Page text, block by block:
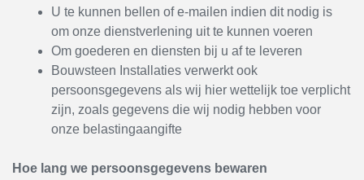
U te kunnen bellen of e-mailen indien dit nodig is
om onze dienstverlening uit te kunnen voeren
Om goederen en diensten bij u af te leveren
Bouwsteen Installaties verwerkt ook
persoonsgegevens als wij hier wettelijk toe verplicht
zijn, zoals gegevens die wij nodig hebben voor
onze belastingaangifte
Hoe lang we persoonsgegevens bewaren